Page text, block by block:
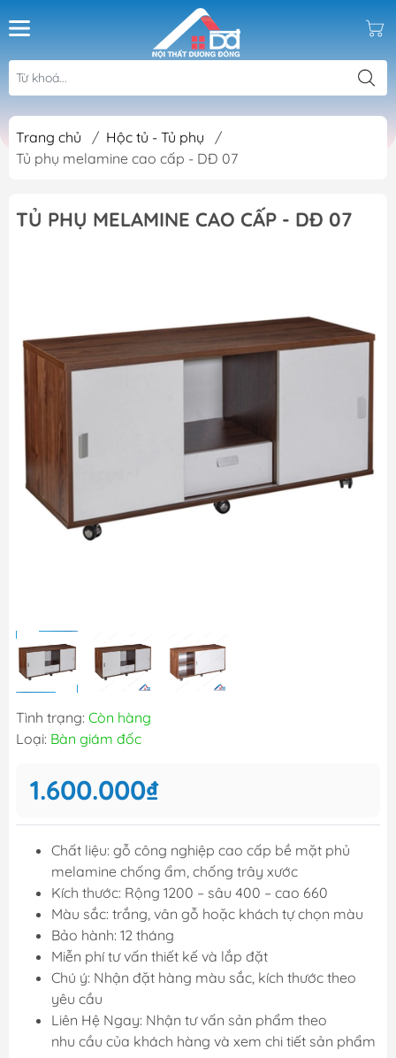
Trang chủ / Hộc tủ - Tủ phụ
/
Tủ phụ melamine cao cấp - DĐ 07
TỦ PHỤ MELAMINE CAO CẤP - DĐ 07
Tình trạng: Còn hàng
Loại: Bàn giám đốc
1.600.000₫
Chất liệu: gỗ công nghiệp cao cấp bề mặt phủ
melamine chống ẩm, chống trây xước
Kích thước: Rộng 1200 – sâu 400 – cao 660
Màu sắc: trắng, vân gỗ hoặc khách tự chọn màu
Bảo hành: 12 tháng
Miễn phí tư vấn thiết kế và lắp đặt
Chú ý: Nhận đặt hàng màu sắc, kích thước theo
yêu cầu
Liên Hệ Ngay: Nhận tư vấn sản phẩm theo
nhu cầu của khách hàng và xem chi tiết sản phẩm